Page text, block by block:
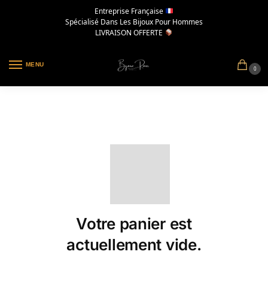
Entreprise Française
Spécialisé Dans Les Bijoux Pour Hommes
LIVRAISON OFFERTE
MENU
0
Votre panier est
actuellement vide.